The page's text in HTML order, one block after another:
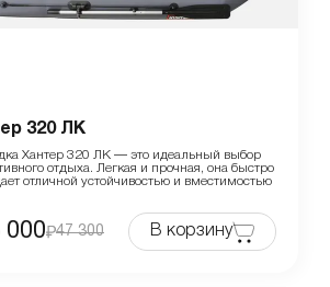
320 ЛК
Хантер 320 ЛК — это идеальный выбор
отдыха. Легкая и прочная, она быстро
отличной устойчивостью и вместимостью
000 47 300 В корзину